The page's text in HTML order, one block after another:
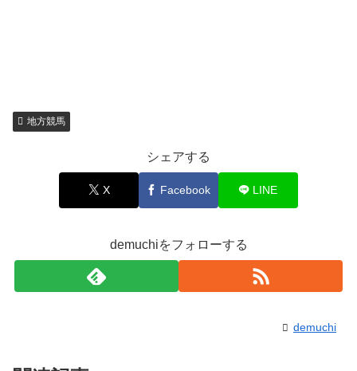
地方競馬
シェアする
X Facebook LINE
demuchiをフォローする
demuchi